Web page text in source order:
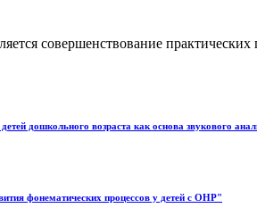
совершенствование
дошкольного возраста как основа звукового
фонематических процессов у детей с ОНР"